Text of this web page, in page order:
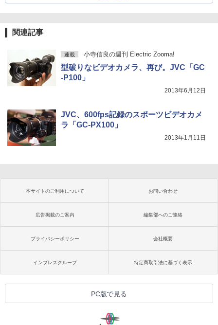
関連記事
連載 小寺信良の週刊 Electric Zooma!
型破りなビデオカメラ、再び。JVC「GC
-P100」
2013年6月12日
JVC、600fps記録のスポーツビデオカメ
ラ「GC-PX100」
2013年1月11日
本サイトのご利用について お問い合わせ
広告掲載のご案内 編集部へのご連絡
プライバシーポリシー 会社概要
インプレスグループ 特定商取引法に基づく表示
PC版で見る